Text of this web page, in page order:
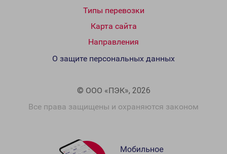
Типы перевозки
Карта сайта
Направления
© ООО «ПЭК», 2026
Все права защищены и охраняются законом
О защите персональных данных